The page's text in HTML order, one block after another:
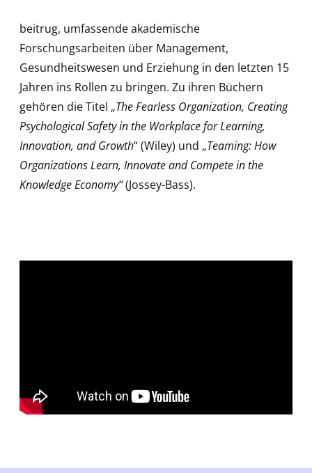
beitrug, umfassende akademische
Forschungsarbeiten über Management,
Gesundheitswesen und Erziehung in den letzten 15
Jahren ins Rollen zu bringen. Zu ihren Büchern
gehören die Titel „The Fearless Organization, Creating
Psychological Safety in the Workplace for Learning,
Innovation, and Growth“ (Wiley) und „Teaming: How
Organizations Learn, Innovate and Compete in the
Knowledge Economy“(Jossey-Bass).